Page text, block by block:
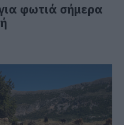
φωτιά σήμερα